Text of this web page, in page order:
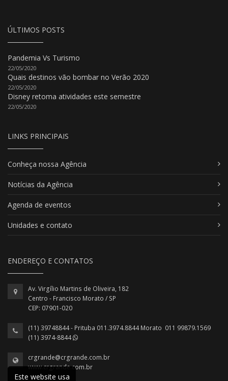
ÚLTIMOS POSTS
Pandemia Vs Turismo
22/05/2020
Quais destinos vão bombar no Verão 2020
22/05/2020
Disney retoma atividades este semestre
22/05/2020
LINKS PRINCIPAIS
Conheça nossa Agência
Notícias da Agência
Agenda de eventos
Unidades e contato
ENDEREÇO E CONTATOS
Av. Virgílio Martins de Oliveira, 182
Centro - Francisco Morato / SP
CEP: 07901-020
(11) 39748844 - Prituba 011.3974.8844 Morato 011 99879.1569
(11) 3974-8844
crgrande@crgrande.com.br
www.crgrande.com.br
Este website usa